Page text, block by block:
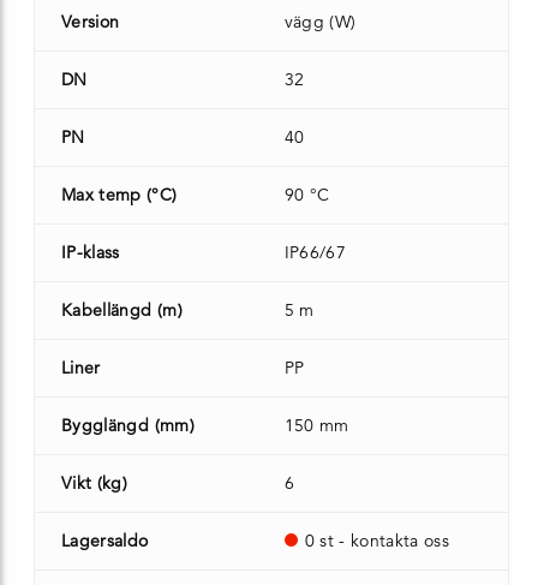
Version vägg (W)
DN 32
PN 40
Max temp (°C) 90 °C
IP-klass IP66/67
Kabellängd (m) 5 m
Liner PP
Bygglängd (mm) 150 mm
Vikt (kg) 6
Lagersaldo 0 st - kontakta oss